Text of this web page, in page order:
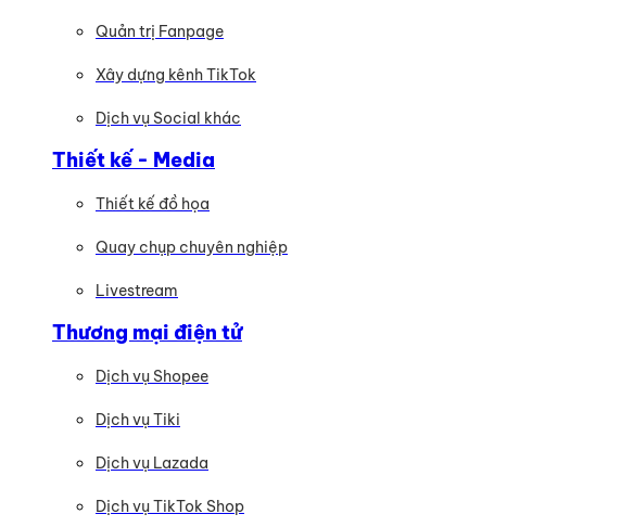
Quản trị Fanpage
Xây dựng kênh TikTok
Dịch vụ Social khác
Thiết kế - Media
Thiết kế đồ họa
Quay chụp chuyên nghiệp
Livestream
Thương mại điện tử
Dịch vụ Shopee
Dịch vụ Tiki
Dịch vụ Lazada
Dịch vụ TikTok Shop